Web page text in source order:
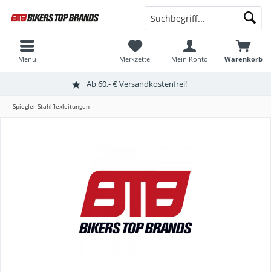
Ab 60,- € Versandkostenfrei!
Warenkorb
Merkzettel Mein Konto
Menü
Spiegler Stahlflexleitungen